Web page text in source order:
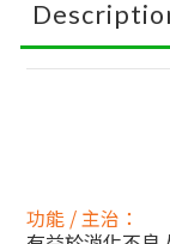
功能 / 主治：